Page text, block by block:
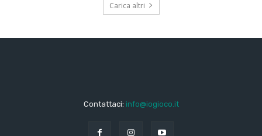
Carica altri
Contattaci: info@iogioco.it